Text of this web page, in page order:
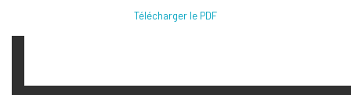
Télécharger le PDF